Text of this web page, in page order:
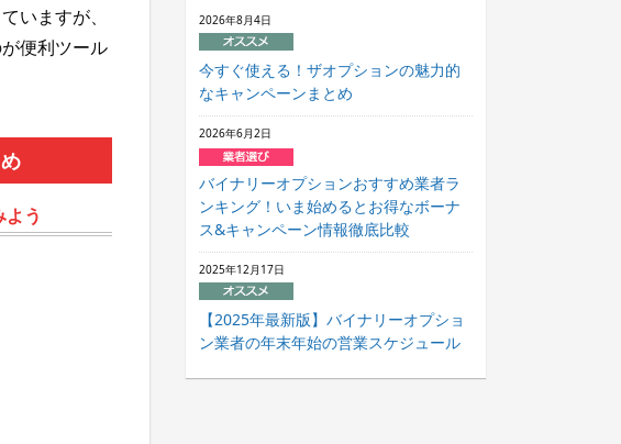
いますが、
便利ツール
う
2026年8月4日
今すぐ使える！ザオプションの魅力的
なキャンペーンまとめ
2026年6月2日
バイナリーオプションおすすめ業者ラ
ンキング！いま始めるとお得なボーナ
ス&キャンペーン情報徹底比較
2025年12月17日
【2025年最新版】バイナリーオプショ
ン業者の年末年始の営業スケジュール